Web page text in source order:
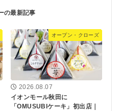
オープン・クローズ
2026.08.07
イオンモール秋田に
「OMUSUBIケーキ」初出店｜